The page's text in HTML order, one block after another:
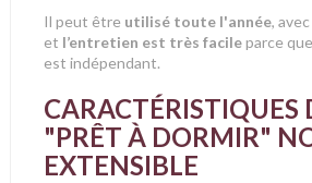
Il peut être utilisé toute l'année,
et l’entretien est très facileparce
est indépendant.
CARACTÉRISTIQUES
"PRÊT À DORMIR"
EXTENSIBLE